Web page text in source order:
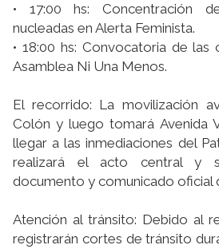
• 17:00 hs: Concentración
nucleadas en Alerta Feminista.
• 18:00 hs: Convocatoria de las
Asamblea Ni Una Menos.
El recorrido: La movilización
Colón y luego tomará Avenida
llegar a las inmediaciones del
realizará el acto central y
documento y comunicado oficial
Atención al tránsito: Debido al
registrarán cortes de tránsito